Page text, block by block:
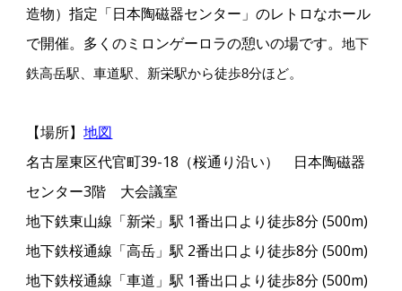
造物）指定「日本陶磁器センター 」のレトロなホール
で開催。多くのミロンゲーロラの憩いの場です。地下
鉄高岳駅、車道駅、新栄駅から徒歩8分ほど。
【場所】地図
名古屋東区代官町39-18（桜通り沿い） 日本陶磁器
センター3階 大会議室
地下鉄東山線 「新栄」駅 1番出口より徒歩8分 (500m)
地下鉄桜通線「高岳」駅 2番出口より徒歩8分 (500m)
地下鉄桜通線「車道」駅 1番出口より徒歩8分 (500m)